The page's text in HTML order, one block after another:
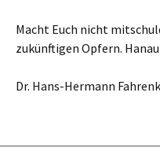
Macht Euch nicht
zukünftigen Opfern.
Dr. Hans-Hermann